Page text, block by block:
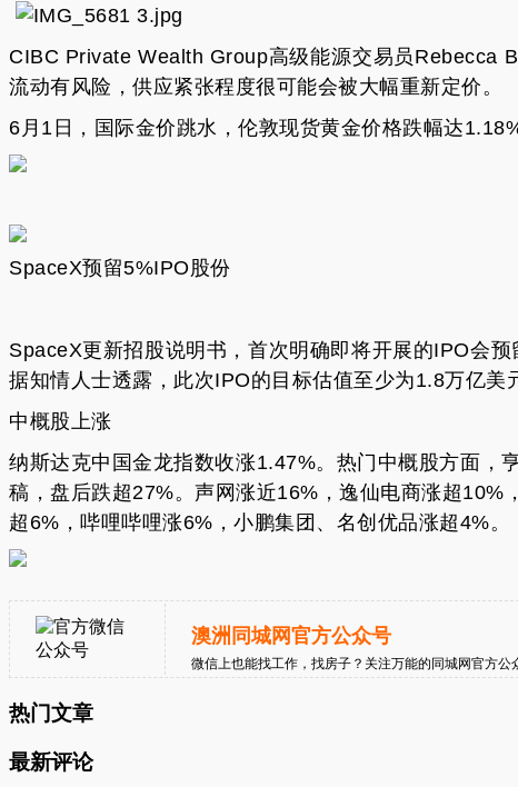
CIBC Private Wealth Group高级能源交易员Rebecca
流动有风险，供应紧张程度很可能会被大幅重新定价。
6月1日，国际金价跳水，伦敦现货黄金价格跌幅达
SpaceX预留5%IPO股份
SpaceX更新招股说明书，首次明确即将开展的IPO会
据知情人士透露，此次IPO的目标估值至少为1.8万亿美
中概股上涨
纳斯达克中国金龙指数收涨1.47%。热门中概股方面，
稿，盘后跌超27%。声网涨近16%，逸仙电商涨超
超6%，哔哩哔哩涨6%，小鹏集团、名创优品涨超4%。
澳洲同城网官方公众号
微信上也能找工作，找房子？关注万能的同城网官方公
热门文章
最新评论